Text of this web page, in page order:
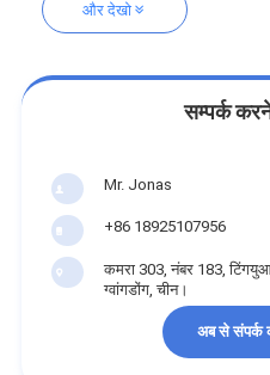
और देखो
सम्पर्क
Mr. Jonas
+86 18925107956
कमरा 303, नंबर 183,
ग्वांगडोंग, चीन।
अब से संपर्क